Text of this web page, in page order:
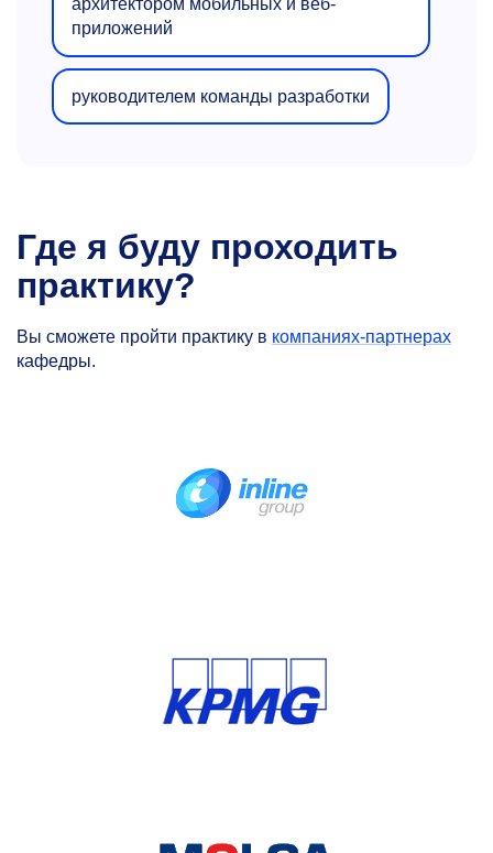
архитектором мобильных и веб-
приложений
руководителем команды разработки
Где я буду проходить
практику?
Вы сможете пройти практику в компаниях-партнерах
кафедры.